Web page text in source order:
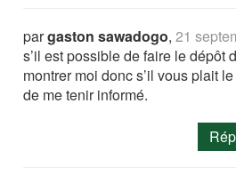
pargaston sawadogo,21
s’il est possible de faire le dépôt
montrer moi donc s’il vous plait
de me tenir informé.